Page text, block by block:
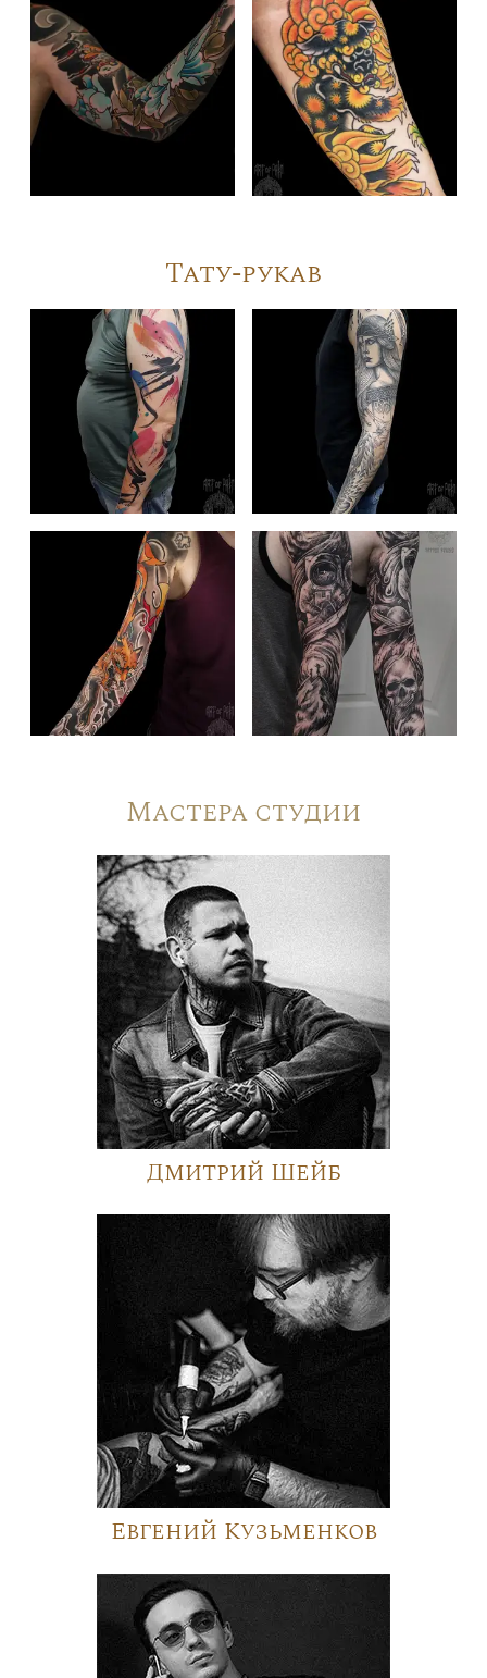
Тату-рукав
Мастера студии
Дмитрий Шейб
Евгений Кузьменков